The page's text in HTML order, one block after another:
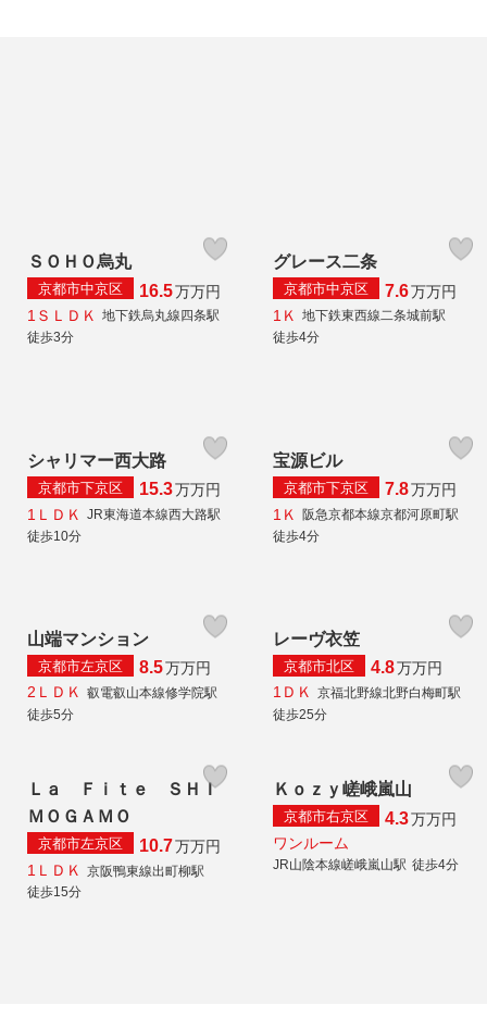
ＳＯＨＯ烏丸
京都市中京区 16.5万万円
1ＳＬＤＫ
地下鉄烏丸線四条駅
徒歩3分
グレース二条
京都市中京区 7.6万万円
1Ｋ
地下鉄東西線二条城前駅
徒歩4分
シャリマー西大路
京都市下京区 15.3万万円
1ＬＤＫ
JR東海道本線西大路駅
徒歩10分
宝源ビル
京都市下京区 7.8万万円
1Ｋ
阪急京都本線京都河原町駅
徒歩4分
山端マンション
京都市左京区 8.5万万円
2ＬＤＫ 叡電叡山本線修学院駅
徒歩5分
レーヴ衣笠
京都市北区 4.8万万円
1ＤＫ 京福北野線北野白梅町駅
徒歩25分
Ｌａ Ｆｉｔｅ ＳＨＩ
ＭＯＧＡＭＯ
京都市左京区 10.7万万円
1ＬＤＫ
京阪鴨東線出町柳駅
徒歩15分
Ｋｏｚｙ嵯峨嵐山
京都市右京区 4.3万万円
ワンルーム
JR山陰本線嵯峨嵐山駅 徒歩4分